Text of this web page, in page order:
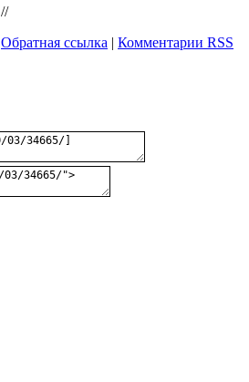
//
Обратная ссылка | Комментарии RSS